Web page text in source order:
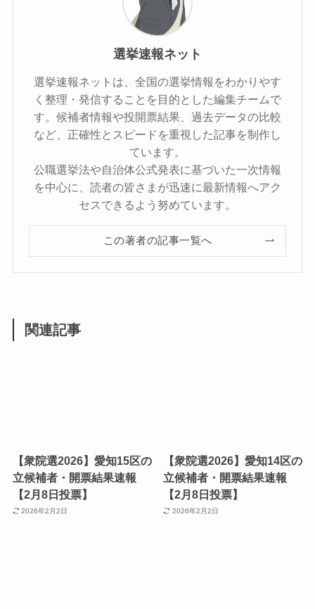
選挙速報ネット
選挙速報ネットは、全国の選挙情報をわかりやす
く整理・発信することを目的とした編集チームで
す。候補者情報や投開票結果、過去データの比較
など、正確性とスピードを重視した記事を制作し
ています。
公職選挙法や自治体公式発表に基づいた一次情報
を中心に、読者の皆さまが迅速に最新情報へアク
セスできるよう努めています。
この著者の記事一覧へ
関連記事
【衆院選2026】愛知15区の
立候補者・開票結果速報
【2月8日投票】
2026年2月2日
【衆院選2026】愛知14区の
立候補者・開票結果速報
【2月8日投票】
2026年2月2日